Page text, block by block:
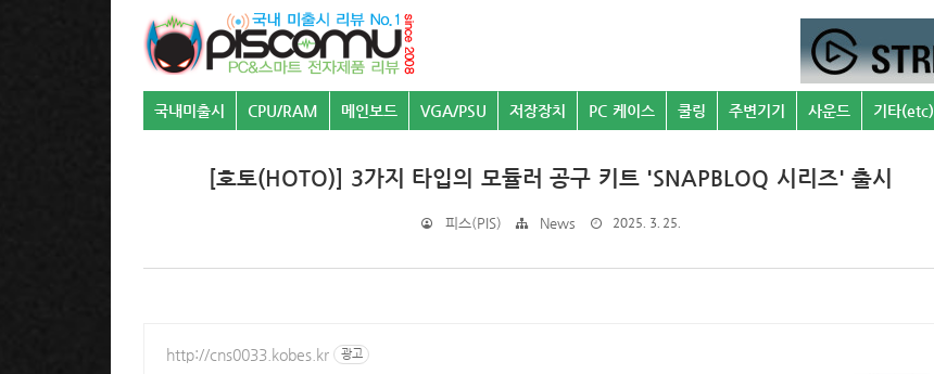
국내미출시 CPU/RAM 메인보드 VGA/PSU 저장장치 PC 케이스 쿨링 주변기기 사운드 기타(etc)
[호토(HOTO)] 3가지 타입의 모듈러 공구 키트 'SNAPBLOQ 시리즈' 출시
피스(PIS) News 2025. 3. 25.
http://cns0033.kobes.kr 광고